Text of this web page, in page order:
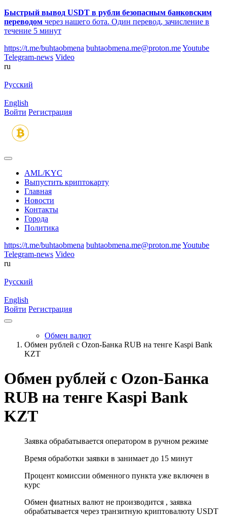
Быстрый вывод USDT в рубли безопасным банковским
переводом через нашего бота. Один перевод, зачисление в
течение 5 минут
https://t.me/buhtaobmena buhtaobmena.me@proton.meYoutube
Telegram-news Video
ru
Русский
English
Войти Регистрация
AML/KYC
Выпустить криптокарту
Главная
Новости
Контакты
Города
Политика
https://t.me/buhtaobmena buhtaobmena.me@proton.meYoutube
Telegram-news Video
ru
Русский
English
Войти Регистрация
Обмен валют
Обмен рублей с Ozon-Банка RUB на тенге Kaspi Bank
KZT
Обмен рублей с Ozon-Банка
RUB на тенге Kaspi Bank
KZT
Заявка обрабатывается оператором в ручном режиме
Время обработки заявки в занимает до 15 минут
Процент комиссии обменного пункта уже включен в
курс
Обмен фиатных валют не производится , заявка
обрабатывается через транзитную криптовалюту USDT